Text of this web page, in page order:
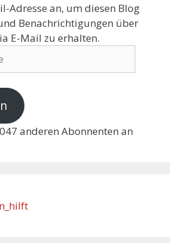
Adresse an, um diesen Blog
Benachrichtigungen über
E-Mail zu erhalten.
anderen Abonnenten an